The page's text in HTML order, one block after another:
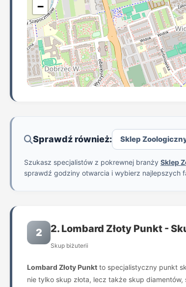
−
Sprawdź również: Sklep
Szukasz specjalistów z pokrewnej branży Sklep
sprawdź godziny otwarcia i wybierz najlepszych
2 2. Lombard Złoty Punkt -
Skup biżuterii
Lombard Złoty Punkt to specjalistyczny punkt
nie tylko skup złota, lecz także skup